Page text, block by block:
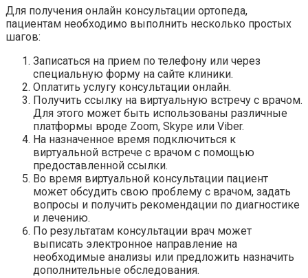
Для получения онлайн консультации ортопеда,
пациентам необходимо выполнить несколько простых
шагов:
Записаться на прием по телефону или через
специальную форму на сайте клиники.
Оплатить услугу консультации онлайн.
Получить ссылку на виртуальную встречу с врачом.
Для этого может быть использованы различные
платформы вроде Zoom, Skype или Viber.
На назначенное время подключиться к
виртуальной встрече с врачом с помощью
предоставленной ссылки.
Во время виртуальной консультации пациент
может обсудить свою проблему с врачом, задать
вопросы и получить рекомендации по диагностике
и лечению.
По результатам консультации врач может
выписать электронное направление на
необходимые анализы или предложить назначить
дополнительные обследования.